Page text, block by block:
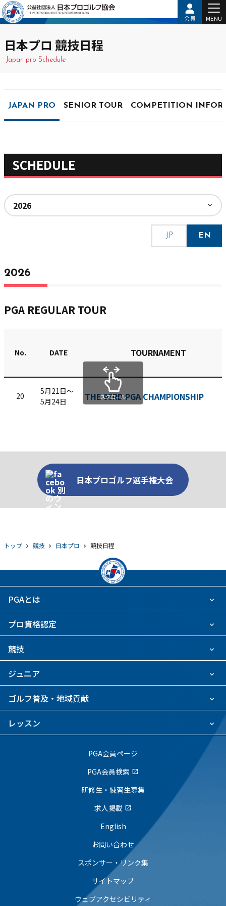
会員 MENU
日本プロ 競技日程
Japan pro Schedule
JAPAN PRO SENIOR TOUR COMPETITION
SCHEDULE
JP EN
2026
PGA REGULAR TOUR
No. DATE TOURNAMENT
20
5月21日〜
5月24日
THE 93RD PGA CHAMPIONSHIP
スクロール
日本プロゴルフ選手権大会
トップ 競技 日本プロ 競技日程
PGAとは
プロ資格認定
競技
ジュニア
ゴルフ普及・地域貢献
レッスン
PGA会員ページ
PGA会員検索 open_in_new
研修生・練習生募集
求人掲載 open_in_new
English
お問い合わせ
スポンサー・リンク集
サイトマップ
ウェブアクセシビリティ